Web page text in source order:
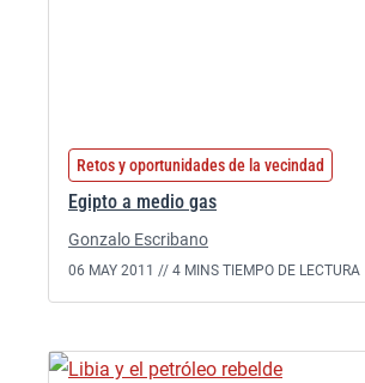
Retos y oportunidades de la vecindad
Egipto a medio gas
Gonzalo Escribano
06 MAY 2011 // 4 MINS TIEMPO DE LECTURA